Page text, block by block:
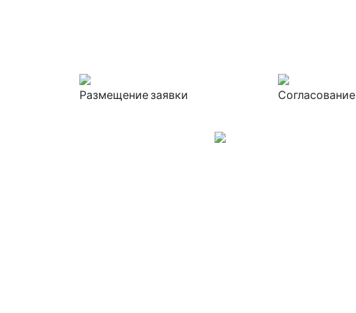
Размещение заявки